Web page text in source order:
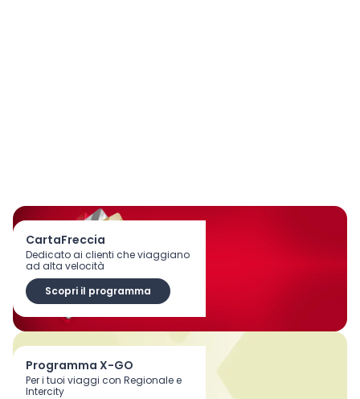
CartaFreccia
Dedicato ai clienti che viaggiano
ad alta velocità
Scopri il programma
Programma X-GO
Per i tuoi viaggi con Regionale e
Intercity